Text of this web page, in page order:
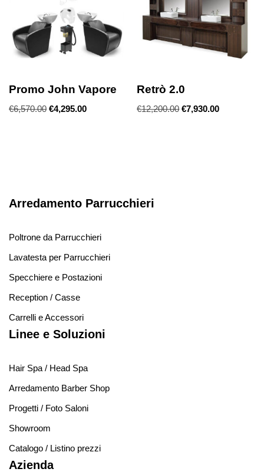
Promo John Vapore
€6,570.00 €4,295.00
Retrò 2.0
€12,200.00 €7,930.00
Arredamento Parrucchieri
Poltrone da Parrucchieri
Lavatesta per Parrucchieri
Specchiere e Postazioni
Reception / Casse
Carrelli e Accessori
Linee e Soluzioni
Hair Spa / Head Spa
Arredamento Barber Shop
Progetti / Foto Saloni
Showroom
Catalogo / Listino prezzi
Azienda